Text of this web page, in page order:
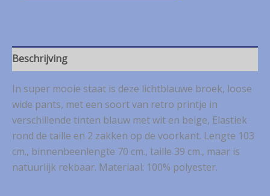
pijpen
en
mt.
L
Beschrijving
In super mooie staat is deze lichtblauwe broek, loose
wide pants, met een soort van retro printje in
verschillende tinten blauw met wit en beige, Elastiek
rond de taille en 2 zakken op de voorkant. Lengte 103
cm., binnenbeenlengte 70 cm., taille 39 cm., maar is
natuurlijk rekbaar. Materiaal: 100% polyester.